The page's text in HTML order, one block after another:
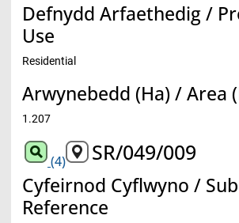
Defnydd Arfaethedig /
Use
Residential
Arwynebedd (Ha) / Area
1.207
(4) SR/049/009
Cyfeirnod Cyflwyno /
Reference